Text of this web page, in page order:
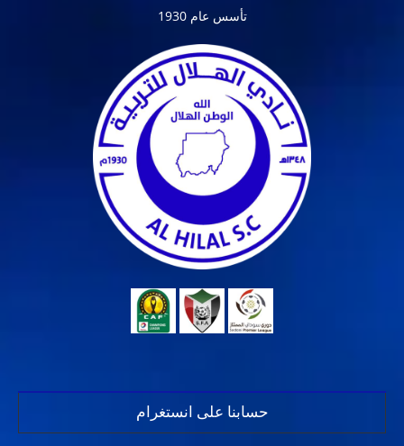
تأسس عام 1930
حسابنا على انستغرام